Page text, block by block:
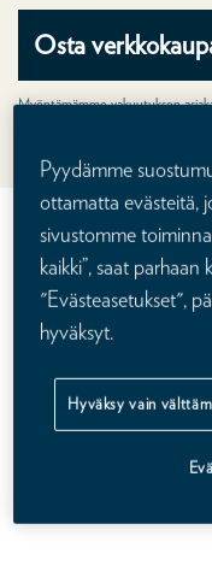
Osta
Myöntämämme vakuutuksen
Pyydämme
ottamatta evästeitä,
sivustomme
kaikki”, saat
"Evästeasetukset",
hyväksyt.
Hyväksy vain